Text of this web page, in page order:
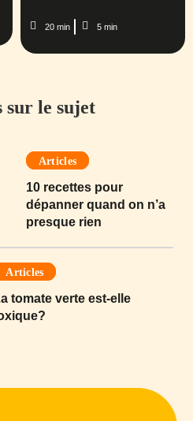
20 min 5 min
sur le sujet
Articles
10 recettes pour
dépanner quand on n’a
presque rien
Articles
tomate verte est-elle